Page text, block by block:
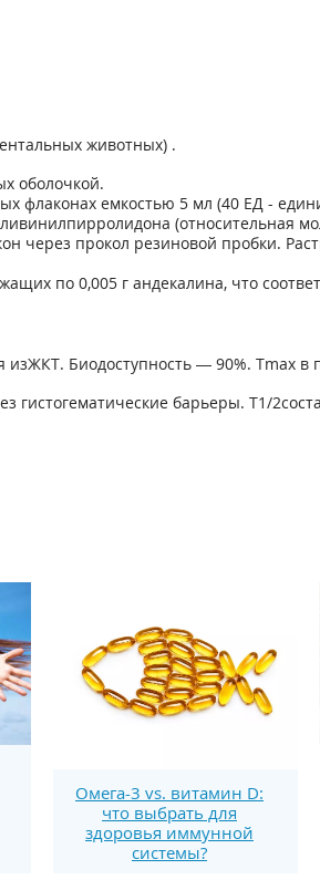
животных) .
оболочкой.
флаконах емкостью 5 мл (40 ЕД -
(относительная
через прокол резиновой пробки.
по 0,005 г андекалина, что
изЖКТ. Биодоступность — 90%. Tmaxв
гистогематические барьеры. T1/2
Омега-3 vs. витамин D:
что выбрать для
здоровья иммунной
системы?